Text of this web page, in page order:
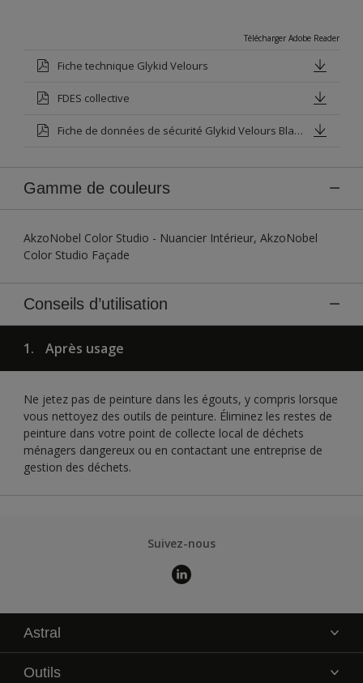
Télécharger Adobe Reader
Fiche technique Glykid Velours
FDES collective
Fiche de données de sécurité Glykid Velours Blanc Base P
Gamme de couleurs
AkzoNobel Color Studio - Nuancier Intérieur, AkzoNobel
Color Studio Façade
Conseils d’utilisation
1. Après usage
Ne jetez pas de peinture dans les égouts, y compris lorsque
vous nettoyez des outils de peinture. Éliminez les restes de
peinture dans votre point de collecte local de déchets
ménagers dangereux ou en contactant une entreprise de
gestion des déchets.
Suivez-nous
Astral
La marque
Outils